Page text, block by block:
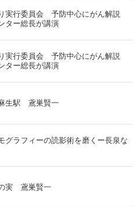
実行委員会 予防中心にがん解説
ター総長が講演
実行委員会 予防中心にがん解説
ター総長が講演
麻生駅 鳶巣賢一
グラフィーの読影術を磨くー長泉な
の実 鳶巣賢一